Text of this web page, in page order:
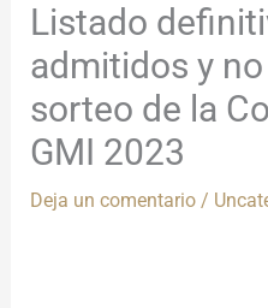
Listado
admitidos y
sorteo de la
GMI 2023
Deja un comentario /